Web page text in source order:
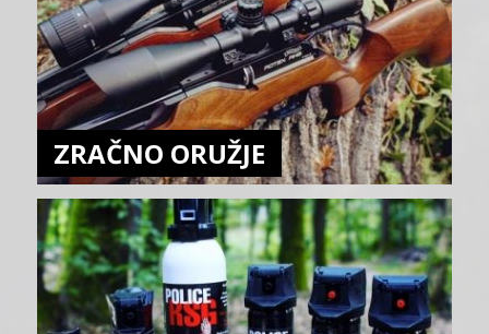
ZRAČNO ORUŽJE